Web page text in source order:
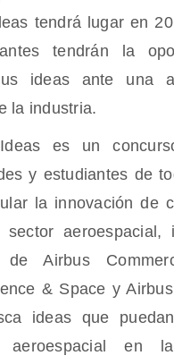
tendrá lugar en
tendrán la
ideas ante una
la industria.
es un
y estudiantes de
la innovación de
sector aeroespacial,
de Airbus
& Space y
ideas que
aeroespacial en